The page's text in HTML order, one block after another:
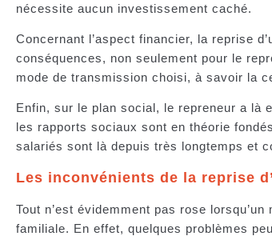
nécessite aucun investissement caché.
Concernant l’aspect financier, la reprise
conséquences, non seulement pour le
mode de transmission choisi, à savoir la
Enfin, sur le plan social, le repreneur a là
les rapports sociaux sont en théorie
salariés sont là depuis très longtemps et
Les inconvénients de la reprise
Tout n’est évidemment pas rose
familiale. En effet, quelques problèmes